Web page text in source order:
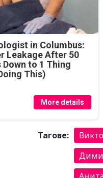
in Columbus:
Leakage After 50
Down to 1 Thing
This)
More details
Тагове: